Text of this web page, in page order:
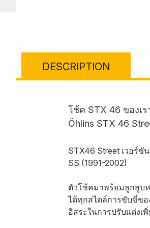
DESCRIPTION
โช้ค STX 46 ของเ
Öhlins STX 46
STX46 Street เวอร์ชั
SS (1991-2002)
ตัวโช้คมาพร้อมลูกสูบ
ได้ทุกสไตล์การขับขี่ข
อิสระในการปรับแต่งเ